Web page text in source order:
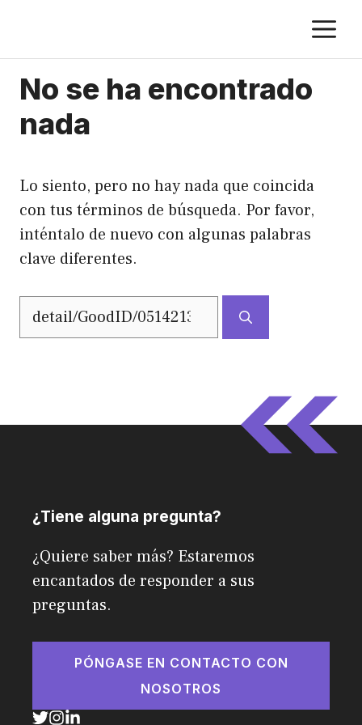
contenido
No se ha encontrado
nada
Lo siento, pero no hay nada que coincida
con tus términos de búsqueda. Por favor,
inténtalo de nuevo con algunas palabras
clave diferentes.
Buscar:
¿Tiene alguna pregunta?
¿Quiere saber más? Estaremos
encantados de responder a sus
preguntas.
PÓNGASE EN CONTACTO CON
NOSOTROS